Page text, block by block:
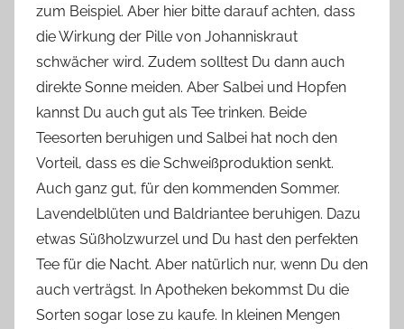
zum Beispiel. Aber hier bitte darauf achten, dass
die Wirkung der Pille von Johanniskraut
schwächer wird. Zudem solltest Du dann auch
direkte Sonne meiden. Aber Salbei und Hopfen
kannst Du auch gut als Tee trinken. Beide
Teesorten beruhigen und Salbei hat noch den
Vorteil, dass es die Schweißproduktion senkt.
Auch ganz gut, für den kommenden Sommer.
Lavendelblüten und Baldriantee beruhigen. Dazu
etwas Süßholzwurzel und Du hast den perfekten
Tee für die Nacht. Aber natürlich nur, wenn Du den
auch verträgst. In Apotheken bekommst Du die
Sorten sogar lose zu kaufe. In kleinen Mengen